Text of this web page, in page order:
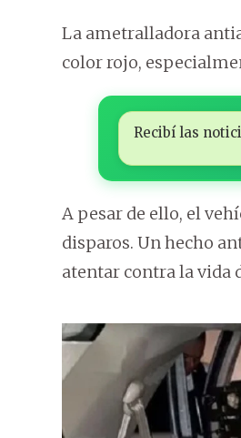
La ametralladora
color rojo,
Recibí las
A pesar de ello, el
disparos. Un hecho
atentar contra la vida